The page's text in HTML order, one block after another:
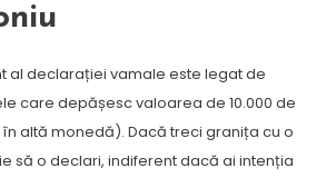
al declarației vamale este legat de
care depășesc valoarea de 10.000 de
altă monedă). Dacă treci granița cu o
să o declari, indiferent dacă ai intenția